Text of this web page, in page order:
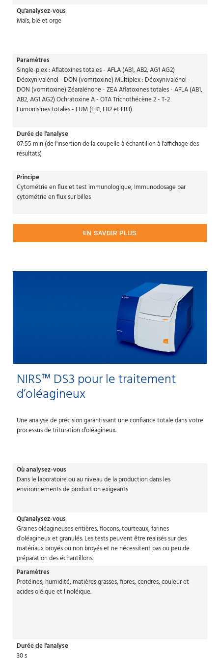
Qu'analysez-vous
Maïs, blé et orge
Paramètres
Single-plex : Aflatoxines totales - AFLA (AB1, AB2, AG1 AG2)
Déoxynivalénol - DON (vomitoxine) Multiplex : Déoxynivalénol -
DON (vomitoxine) Zéaralénone - ZEA Aflatoxines totales - AFLA (AB1,
AB2, AG1 AG2) Ochratoxine A - OTA Trichothécène 2 - T-2
Fumonisines totales - FUM (FB1, FB2 et FB3)
Durée de l'analyse
07:55 min (de l'insertion de la coupelle à échantillon à l'affichage des
résultats)
Principe
Cytométrie en flux et test immunologique, Immunodosage par
cytométrie en flux sur billes
EN SAVOIR PLUS
NIRS™ DS3 pour le traitement
d’oléagineux
Une analyse de précision garantissant une confiance totale dans votre
processus de trituration d’oléagineux.
Où analysez-vous
Dans le laboratoire ou au niveau de la production dans les
environnements de production exigeants
Qu'analysez-vous
Graines oléagineuses entières, flocons, tourteaux, farines
d’oléagineux et granulés. Les tests peuvent être réalisés sur des
matériaux broyés ou non broyés et ne nécessitent pas ou peu de
préparation des échantillons.
Paramètres
Protéines, humidité, matières grasses, fibres, cendres, couleur et
acides oléique et linoléique.
Durée de l'analyse
30 s